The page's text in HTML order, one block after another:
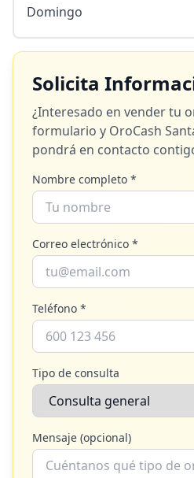
Domingo
Solicita
¿Interesado en vender tu
formulario y OroCash
pondrá en contacto
Nombre completo *
Correo electrónico *
Teléfono *
Tipo de consulta
Mensaje (opcional)